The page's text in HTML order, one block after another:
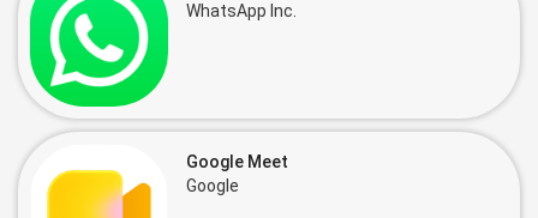
WhatsApp Inc.
Google Meet
Google